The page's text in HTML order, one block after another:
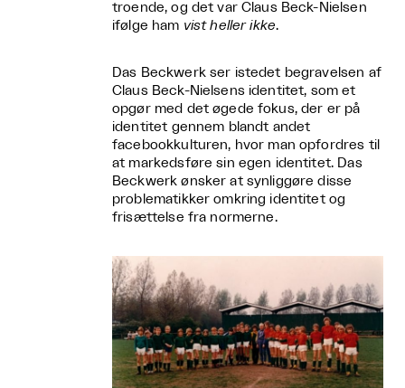
troende, og det var Claus Beck-Nielsen
ifølge ham vist heller ikke.
Das Beckwerk ser istedet begravelsen af
Claus Beck-Nielsens identitet, som et
opgør med det øgede fokus, der er på
identitet gennem blandt andet
facebookkulturen, hvor man opfordres til
at markedsføre sin egen identitet. Das
Beckwerk ønsker at synliggøre disse
problematikker omkring identitet og
frisættelse fra normerne.